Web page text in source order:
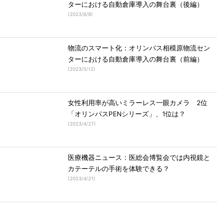
ターにおける自動倉庫導入の舞台裏（後編）
(2023/6/8)
物流のスマート化：オリンパス相模原物流セン
ターにおける自動倉庫導入の舞台裏（前編）
(2023/5/12)
女性利用率が高いミラーレス一眼カメラ 2位
「オリンパスPENシリーズ」、1位は？
(2023/4/27)
医療機器ニュース：医総会博覧会では内視鏡と
カテーテルの手術を体験できる？
(2023/4/21)